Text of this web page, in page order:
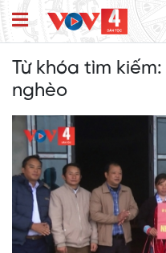
Từ khóa tìm kiếm:
nghèo